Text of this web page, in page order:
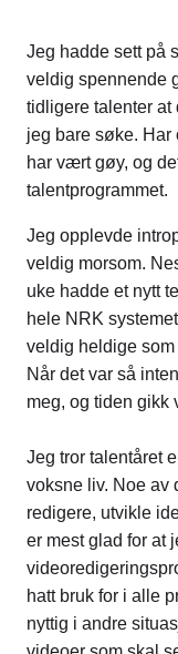
Jeg hadde sett på
veldig spennende
tidligere talenter at
jeg bare søke. Har
har vært gøy, og
talentprogrammet.
Jeg opplevde
veldig morsom.
uke hadde et nytt
hele NRK
veldig heldige
Når det var så
meg, og tiden gikk
Jeg tror talentåret
voksne liv. Noe av
redigere, utvikle
er mest glad for at
hatt bruk for i alle
nyttig i andre